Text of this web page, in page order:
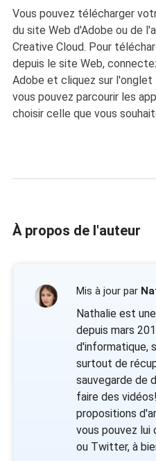
Vous pouvez télécharger
du site Web d'Adobe ou de
Creative Cloud. Pour
depuis le site Web,
Adobe et cliquez sur l'onglet
vous pouvez parcourir les
choisir celle que vous
À propos de l'auteur
Mis à jour par
Nathalie est
depuis mars
d'informatique,
surtout de
sauvegarde de
faire des
propositions
vous pouvez
ou Twitter, à